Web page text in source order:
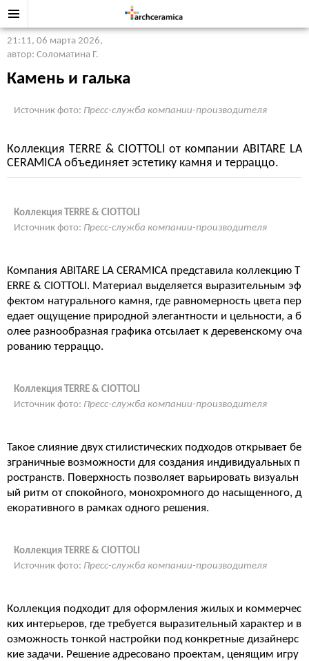
21:11, 06 марта 2026,
автор: Соломатина Г.
Камень и галька
Источник фото: Пресс-служба компании-производителя
Коллекция TERRE & CIOTTOLI от компании ABITARE LA
CERAMICA объединяет эстетику камня и терраццо.
Коллекция TERRE & CIOTTOLI
Источник фото: Пресс-служба компании-производителя
Компания ABITARE LA CERAMICA представила коллекцию T
ERRE & CIOTTOLI. Материал выделяется выразительным эф
фектом натурального камня, где равномерность цвета пер
едает ощущение природной элегантности и цельности, а б
олее разнообразная графика отсылает к деревенскому оча
рованию терраццо.
Коллекция TERRE & CIOTTOLI
Источник фото: Пресс-служба компании-производителя
Такое слияние двух стилистических подходов открывает бе
зграничные возможности для создания индивидуальных п
ространств. Поверхность позволяет варьировать визуальн
ый ритм от спокойного, монохромного до насыщенного, д
екоративного в рамках одного решения.
Коллекция TERRE & CIOTTOLI
Источник фото: Пресс-служба компании-производителя
Коллекция подходит для оформления жилых и коммерчес
ких интерьеров, где требуется выразительный характер и в
озможность тонкой настройки под конкретные дизайнерс
кие задачи. Решение адресовано проектам, ценящим игру